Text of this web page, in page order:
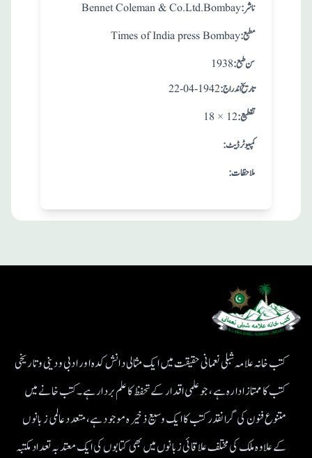
Bennet Coleman & Co.Ltd.Bombay :ناشر
Times of India press Bombay:مطبع
1938 : سن طبع
22-04-1942: تاريخ اندراج
18 × 12 :تقطيع
:کمپیوٹر ڈیٹ
:ملاحظات
کتب خانہ علامہ شبلی نعمانی حقیقت میں ایک مثالی دانش کدہ اور ادبی ودینی و تاریخی
کتب کا ممتاز ادارہ ہے، جو علمی اقدار کے تحفظ کا علم بردار ہے۔کتب خانے میں
متنوع فنون کی گرانقدر کتب کا ایک وسیع ذخیرہ موجود ہے، متعدد عالمی زبانوں
کے علاوہ ملک کی مختلف علاقائی زبانوں میں بھی کتابوں کی ایک معتد بہ تعداد مکتبہ